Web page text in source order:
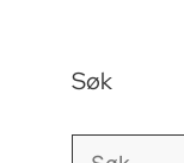
Søk
Søk